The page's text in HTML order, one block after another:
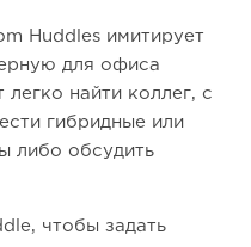
Huddles имитирует
для офиса
легко найти коллег, с
гибридные или
либо обсудить
чтобы задать